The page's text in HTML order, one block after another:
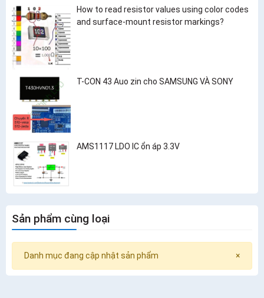
How to read resistor values using color codes
and surface-mount resistor markings?
T-CON 43 Auo zin cho SAMSUNG VÀ SONY
AMS1117 LDO IC ổn áp 3.3V
Sản phẩm cùng loại
×
Danh mục đang cập nhật sản phẩm